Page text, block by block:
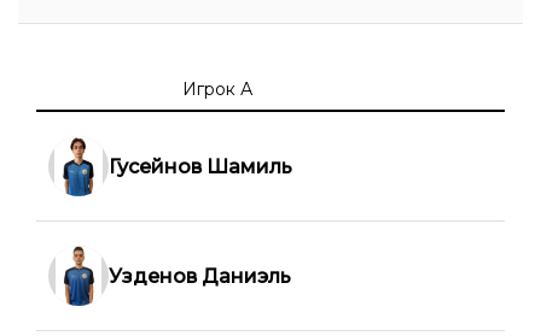
Игрок А
Гусейнов Шамиль
Узденов Даниэль